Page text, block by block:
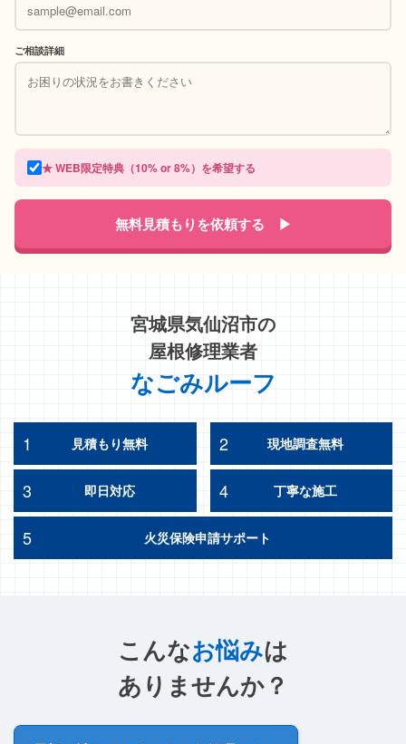
ご相談詳細
★ WEB限定特典（10% or 8%）を希望する
無料見積もりを依頼する ▶
宮城県気仙沼市の
屋根修理業者
なごみルーフ
1 見積もり無料 2 現地調査無料
3 即日対応 4 丁寧な施工
5 火災保険申請サポート
こんなお悩みは
ありませんか？